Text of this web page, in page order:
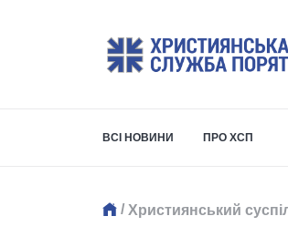
ВСІ НОВИНИ ПРО ХСП
/ Християнський